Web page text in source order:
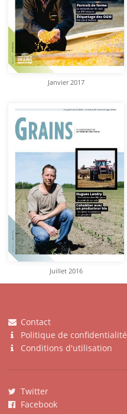
Janvier 2017
Juillet 2016
Contact
Politique de confidentialité
Conditions d'utilisation
Twitter
Facebook